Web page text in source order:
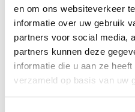
en om ons websiteverkeer
informatie over uw gebruik
partners voor social media,
partners kunnen deze
informatie die u aan ze
verzameld op basis van uw
De vervangende Zet rugsteun
vervanging toe is. Geschikt
op: dit is enkel de rugband,
REVIEWS